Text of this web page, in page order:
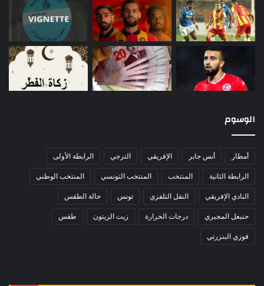
الوسوم
أمطار أنس جابر الإفريقي الترجي الرابطة الأولى
الرابطة الثانية المنتخب المنتخب التونسي المنتخب الوطني
النادي الإفريقي النقل التلفزي تونس حالة الطقس
حنبعل المجبري درجات الحرارة زيت الزيتون طقس
فوزي البنزرتي